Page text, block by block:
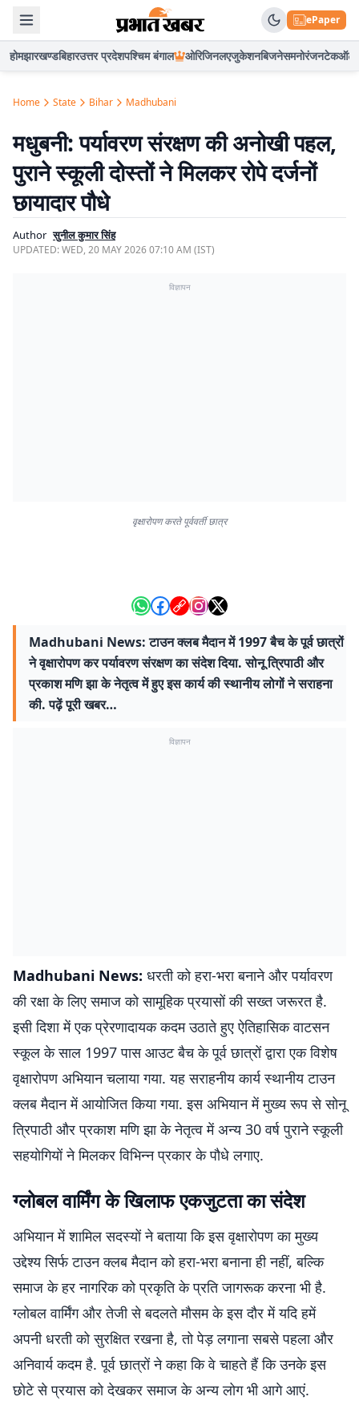
ePaper
होमझारखण्डबिहारउत्तर प्रदेशपश्चिम बंगाल ओरिजिनलएजुकेशनबिजनेसमनोरंजनटेकऑटो
Home State Bihar Madhubani
मधुबनी: पर्यावरण संरक्षण की अनोखी पहल,
पुराने स्कूली दोस्तों ने मिलकर रोपे दर्जनों
छायादार पौधे
Author सुनील कुमार सिंह
UPDATED:WED, 20 MAY 2026 07:10 AM (IST)
विज्ञापन
वृक्षारोपण करते पूर्ववर्ती छात्र
Madhubani News: टाउन क्लब मैदान में 1997 बैच के पूर्व छात्रों
ने वृक्षारोपण कर पर्यावरण संरक्षण का संदेश दिया. सोनू त्रिपाठी और
प्रकाश मणि झा के नेतृत्व में हुए इस कार्य की स्थानीय लोगों ने सराहना
की. पढ़ें पूरी खबर…
विज्ञापन
Madhubani News: धरती को हरा-भरा बनाने और पर्यावरण
की रक्षा के लिए समाज को सामूहिक प्रयासों की सख्त जरूरत है.
इसी दिशा में एक प्रेरणादायक कदम उठाते हुए ऐतिहासिक वाटसन
स्कूल के साल 1997 पास आउट बैच के पूर्व छात्रों द्वारा एक विशेष
वृक्षारोपण अभियान चलाया गया. यह सराहनीय कार्य स्थानीय टाउन
क्लब मैदान में आयोजित किया गया. इस अभियान में मुख्य रूप से सोनू
त्रिपाठी और प्रकाश मणि झा के नेतृत्व में अन्य 30 वर्ष पुराने स्कूली
सहयोगियों ने मिलकर विभिन्न प्रकार के पौधे लगाए.
ग्लोबल वार्मिंग के खिलाफ एकजुटता का संदेश
अभियान में शामिल सदस्यों ने बताया कि इस वृक्षारोपण का मुख्य
उद्देश्य सिर्फ टाउन क्लब मैदान को हरा-भरा बनाना ही नहीं, बल्कि
समाज के हर नागरिक को प्रकृति के प्रति जागरूक करना भी है.
ग्लोबल वार्मिंग और तेजी से बदलते मौसम के इस दौर में यदि हमें
अपनी धरती को सुरक्षित रखना है, तो पेड़ लगाना सबसे पहला और
अनिवार्य कदम है. पूर्व छात्रों ने कहा कि वे चाहते हैं कि उनके इस
छोटे से प्रयास को देखकर समाज के अन्य लोग भी आगे आएं.